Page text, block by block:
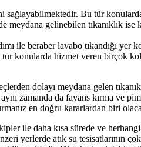
Bu tür
gelinebilen tıkanıklık
ile beraber lavabo tıkandığı yer
konularda hizmet veren birçok
dolayı meydana gelen
zamanda da fayans kırma ve
en doğru kararlardan biri
ile daha kısa sürede ve herhangi
yerlerde atık su tesisatlarının